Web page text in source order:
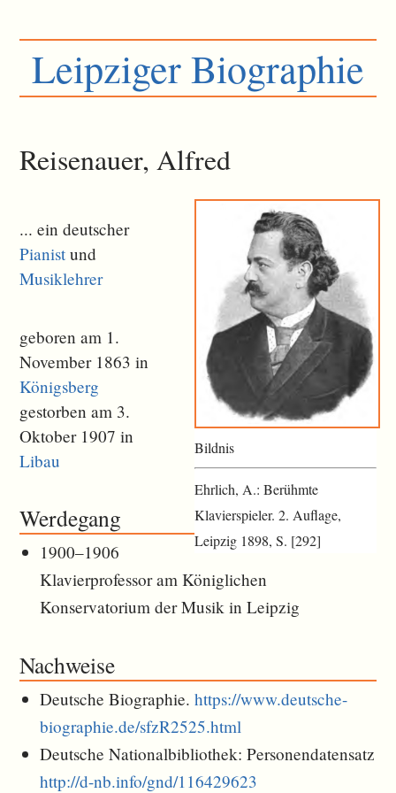
Leipziger Biographie
Reisenauer, Alfred
Bildnis
Ehrlich, A.: Berühmte
Klavierspieler. 2. Auflage,
Leipzig 1898, S. [292]
... ein deutscher
Pianist und
Musiklehrer
geboren am 1.
November 1863 in
Königsberg
gestorben am 3.
Oktober 1907 in
Libau
Werdegang
1900–1906
Klavierprofessor am Königlichen
Konservatorium der Musik in Leipzig
Nachweise
Deutsche Biographie.https://www.deutsche-
biographie.de/sfzR2525.html
Deutsche Nationalbibliothek: Personendatensatz
http://d-nb.info/gnd/116429623